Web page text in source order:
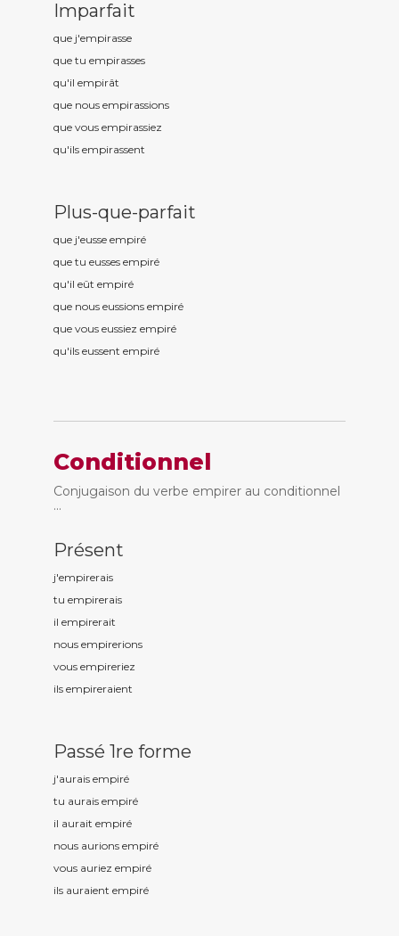
Imparfait
que j'empirasse
que tu empirasses
qu'il empirât
que nous empirassions
que vous empirassiez
qu'ils empirassent
Plus-que-parfait
que j'eusse empiré
que tu eusses empiré
qu'il eût empiré
que nous eussions empiré
que vous eussiez empiré
qu'ils eussent empiré
Conditionnel
Conjugaison du verbe empirer au conditionnel
...
Présent
j'empirerais
tu empirerais
il empirerait
nous empirerions
vous empireriez
ils empireraient
Passé 1re forme
j'aurais empiré
tu aurais empiré
il aurait empiré
nous aurions empiré
vous auriez empiré
ils auraient empiré